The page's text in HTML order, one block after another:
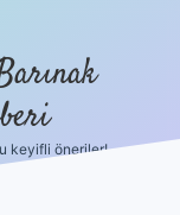
keyifli öneriler!